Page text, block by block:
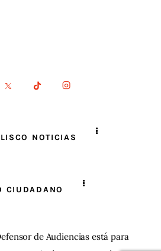
NOTICIAS
CIUDADANO
de Audiencias está para